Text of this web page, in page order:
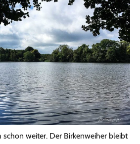
schon weiter. Der Birkenweiher bleibt